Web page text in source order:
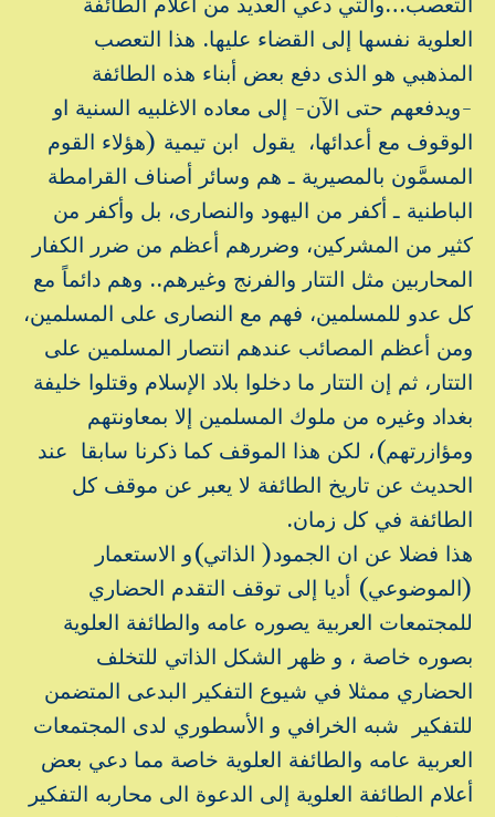
العلوية نفسها إلى القضاء عليها. هذا التعصب
المذهبي هو الذى دفع بعض أبناء هذه الطائفة
-ويدفعهم حتى الآن- إلى معاده الاغلبيه السنية او
الوقوف مع أعدائها، يقول ابن تيمية (هؤلاء القوم
المسمَّون بالمصيرية ـ هم وسائر أصناف القرامطة
الباطنية ـ أكفر من اليهود والنصارى، بل وأكفر من
كثير من المشركين، وضررهم أعظم من ضرر الكفار
المحاربين مثل التتار والفرنج وغيرهم.. وهم دائماً مع
كل عدو للمسلمين، فهم مع النصارى على المسلمين،
ومن أعظم المصائب عندهم انتصار المسلمين على
التتار، ثم إن التتار ما دخلوا بلاد الإسلام وقتلوا خليفة
بغداد وغيره من ملوك المسلمين إلا بمعاونتهم
ومؤازرتهم)، لكن هذا الموقف كما ذكرنا سابقا عند
الحديث عن تاريخ الطائفة لا يعبر عن موقف كل
الطائفة في كل زمان.
هذا فضلا عن ان الجمود( الذاتي)و الاستعمار
(الموضوعي) أديا إلى توقف التقدم الحضاري
للمجتمعات العربية يصوره عامه والطائفة العلوية
بصوره خاصة ، و ظهر الشكل الذاتي للتخلف
الحضاري ممثلا في شيوع التفكير البدعى المتضمن
للتفكير شبه الخرافي و الأسطوري لدى المجتمعات
العربية عامه والطائفة العلوية خاصة مما دعي بعض
أعلام الطائفة العلوية إلى الدعوة الى محاربه التفكير